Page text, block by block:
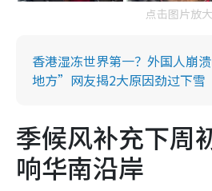
点击图片放大
香港湿冻世界第一？外国人崩
地方”网友揭2大原因劲过下雪
季候风补充下周
响华南沿岸